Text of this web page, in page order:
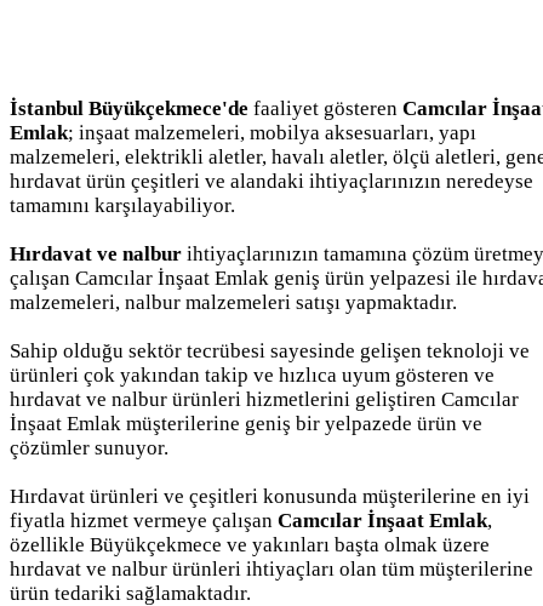
İstanbul Büyükçekmece'de faaliyet gösteren Camcılar
Emlak; inşaat malzemeleri, mobilya aksesuarları, yapı
malzemeleri, elektrikli aletler, havalı aletler, ölçü aletleri,
hırdavat ürün çeşitleri ve alandaki ihtiyaçlarınızın neredeyse
tamamını karşılayabiliyor.
Hırdavat ve nalbur ihtiyaçlarınızın tamamına çözüm
çalışan Camcılar İnşaat Emlak geniş ürün yelpazesi ile
malzemeleri, nalbur malzemeleri satışı yapmaktadır.
Sahip olduğu sektör tecrübesi sayesinde gelişen teknoloji ve
ürünleri çok yakından takip ve hızlıca uyum gösteren ve
hırdavat ve nalbur ürünleri hizmetlerini geliştiren Camcılar
İnşaat Emlak müşterilerine geniş bir yelpazede ürün ve
çözümler sunuyor.
Hırdavat ürünleri ve çeşitleri konusunda müşterilerine en iyi
fiyatla hizmet vermeye çalışan Camcılar İnşaat Emlak,
özellikle Büyükçekmece ve yakınları başta olmak üzere
hırdavat ve nalbur ürünleri ihtiyaçları olan tüm müşterilerine
ürün tedariki sağlamaktadır.